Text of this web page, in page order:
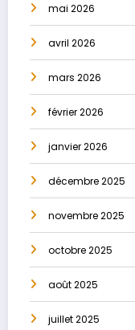
mai 2026
avril 2026
mars 2026
février 2026
janvier 2026
décembre 2025
novembre 2025
octobre 2025
août 2025
juillet 2025